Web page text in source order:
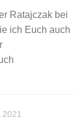
Ratajczak bei
ich Euch auch